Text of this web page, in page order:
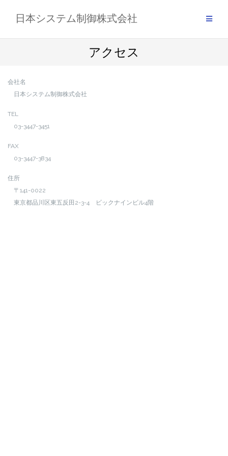
日本システム制御株式会社
アクセス
会社名
日本システム制御株式会社
TEL
03-3447-3451
FAX
03-3447-3834
住所
〒141-0022
東京都品川区東五反田2-3-4 ビックナインビル4階